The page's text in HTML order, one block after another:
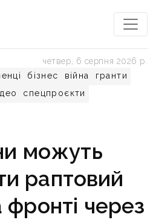
бізнес війна
гранти
спецпроєкти
четвер, 6 серпня 2026 р.
можуть
раптовий
через